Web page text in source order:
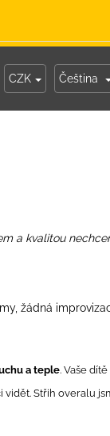
Moje
CZK Čeština
a kvalitou
žádná
a teple. Vaše
Střih overalu